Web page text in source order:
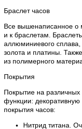
Браслет часов
Все вышенаписанное о
и к браслетам.
аллюминиевого
золота и платины.
из полимерного
Покрытия
Покрытие на
функции:
покрытия часов:
Нитрид титана.